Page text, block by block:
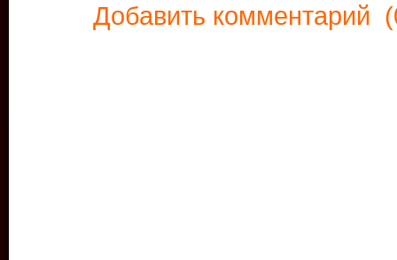
Добавить комментарий